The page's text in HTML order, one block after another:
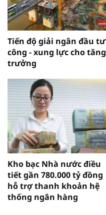
Tiến độ giải ngân đầu tư
công - xung lực cho tăng
trưởng
Kho bạc Nhà nước điều
tiết gần 780.000 tỷ đồng
hỗ trợ thanh khoản hệ
thống ngân hàng